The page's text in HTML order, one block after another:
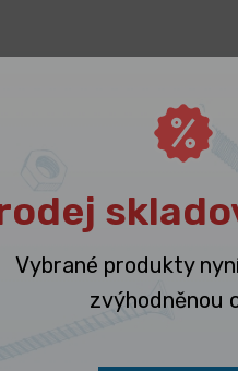
Vybrané produkty
zvýhodněnou